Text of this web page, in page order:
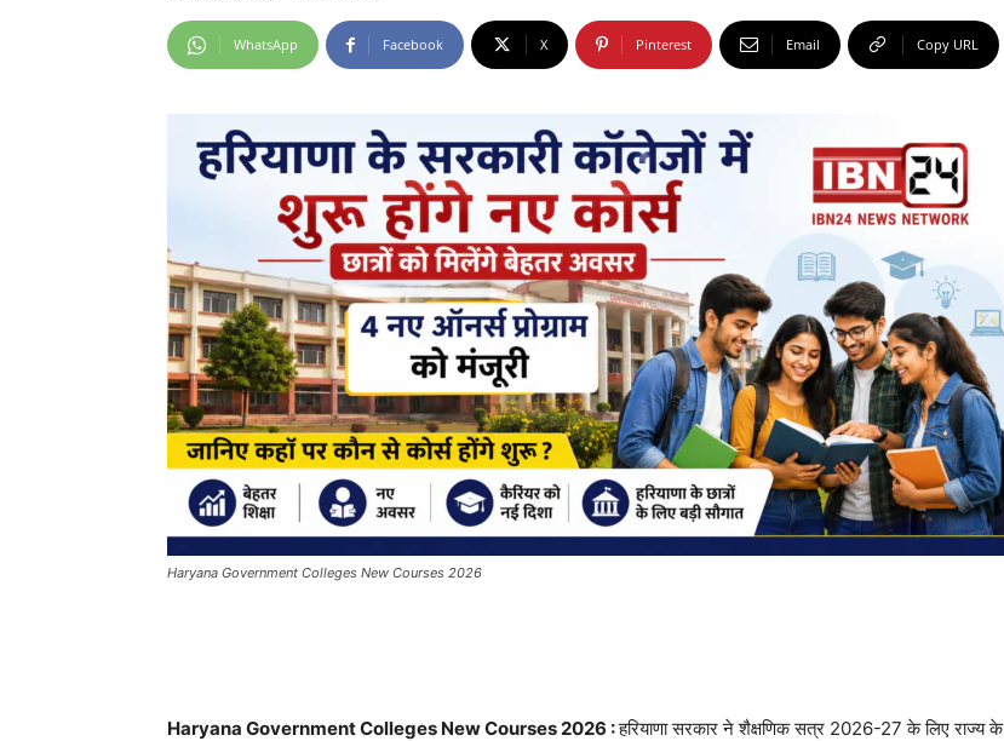
WhatsApp Facebook X Pinterest Email Copy URL
Haryana Government Colleges New Courses 2026
Haryana Government Colleges New Courses 2026 :हरियाणा सरकार ने शैक्षणिक सत्र 2026-27 के लिए राज्य के